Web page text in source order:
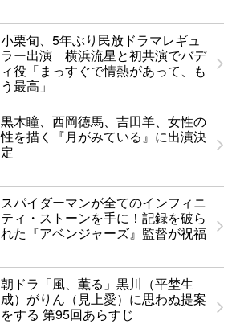
小栗旬、5年ぶり民放ドラマレギュ
ラー出演 横浜流星と初共演でバデ
ィ役「まっすぐで情熱があって、も
う最高」
黒木瞳、西岡徳馬、吉田羊、女性の
性を描く『月がみている』に出演決
定
スパイダーマンが全てのインフィニ
ティ・ストーンを手に！記録を破ら
れた『アベンジャーズ』監督が祝福
朝ドラ「風、薫る」黒川（平埜生
成）がりん（見上愛）に思わぬ提案
をする 第95回あらすじ